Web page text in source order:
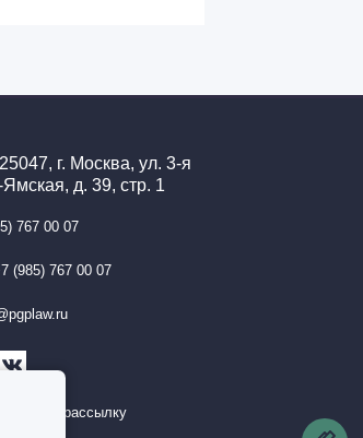
г. Москва, ул. 3-я
д. 39, стр. 1
767 00 07
(985) 767 00 07
на рассылку